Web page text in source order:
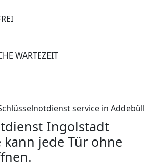
WARTEZEIT
Ingolstadt
jede Tür ohne